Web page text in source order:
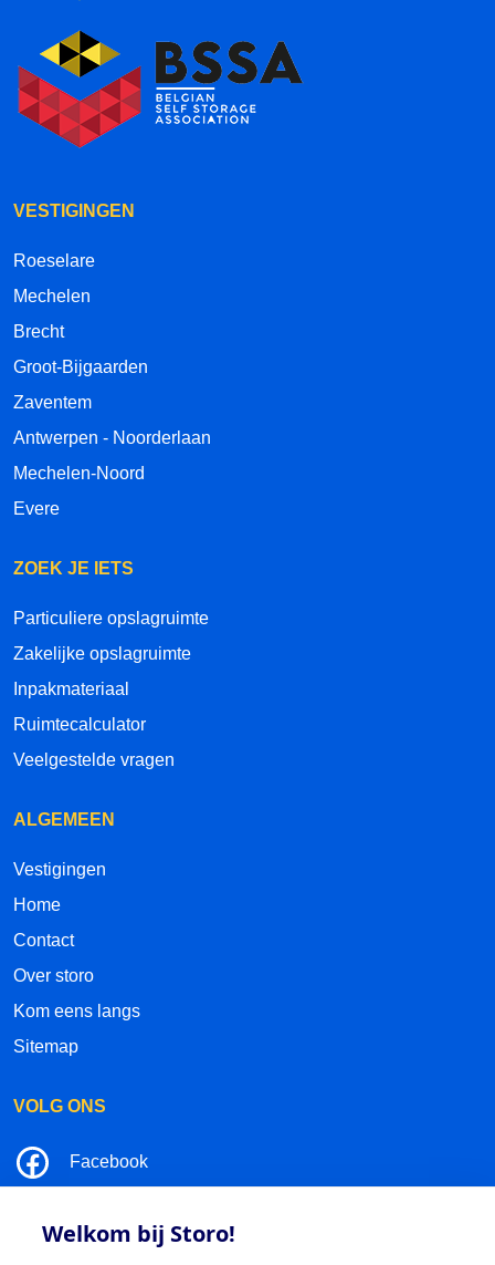
Welkom bij Storo!
VESTIGINGEN
Roeselare
Mechelen
Brecht
Groot-Bijgaarden
Zaventem
Antwerpen - Noorderlaan
Mechelen-Noord
Evere
ZOEK JE IETS
Particuliere opslagruimte
Zakelijke opslagruimte
Inpakmateriaal
Ruimtecalculator
Veelgestelde vragen
ALGEMEEN
Vestigingen
Home
Contact
Over storo
Kom eens langs
Sitemap
VOLG ONS
Facebook